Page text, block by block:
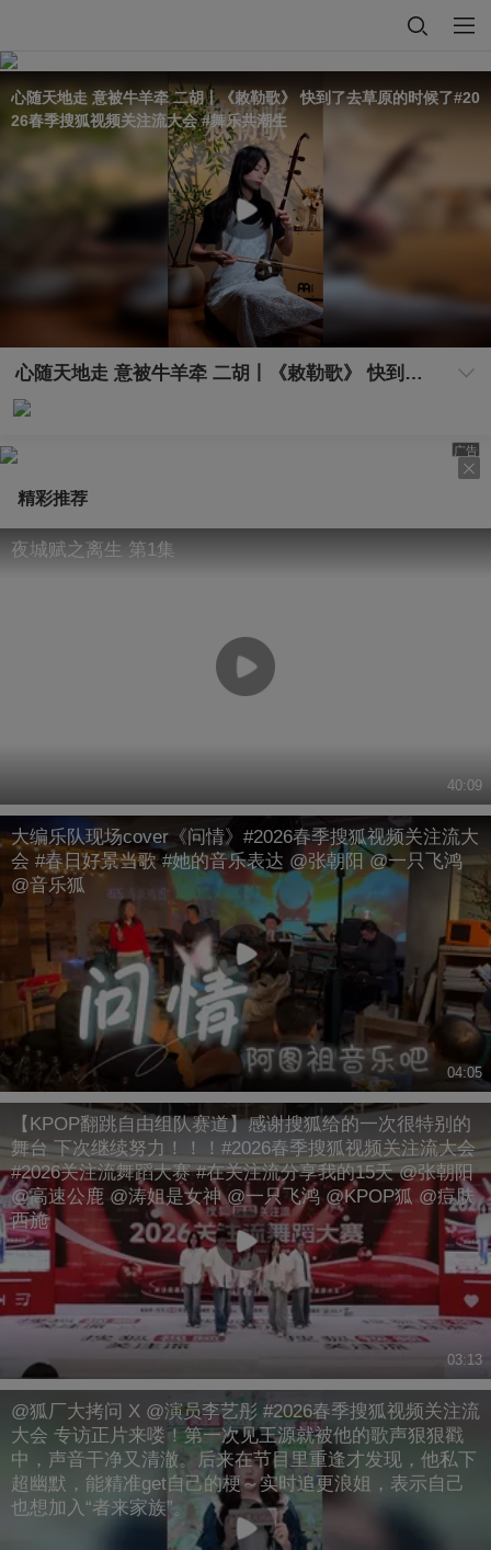
心随天地走 意被牛羊牵 二胡丨《敕勒歌》 快到了去草原的时候了#20
26春季搜狐视频关注流大会 #舞乐共潮生
心随天地走 意被牛羊牵 二胡丨《敕勒歌》 快到了去草原的时候了#2026春季搜狐视频关注流大会 #舞乐共潮生
广告
精彩推荐
夜城赋之离生 第1集
40:09
大编乐队现场cover《问情》#2026春季搜狐视频关注流大
会 #春日好景当歌 #她的音乐表达 @张朝阳 @一只飞鸿
@音乐狐
04:05
【KPOP翻跳自由组队赛道】感谢搜狐给的一次很特别的
舞台 下次继续努力！！！#2026春季搜狐视频关注流大会
#2026关注流舞蹈大赛 #在关注流分享我的15天 @张朝阳
@高速公鹿 @涛姐是女神 @一只飞鸿 @KPOP狐 @痘肤
西施
03:13
@狐厂大拷问 X @演员李艺彤 #2026春季搜狐视频关注流
大会 专访正片来喽！第一次见王源就被他的歌声狠狠戳
中，声音干净又清澈。后来在节目里重逢才发现，他私下
超幽默，能精准get自己的梗～实时追更浪姐，表示自己
也想加入“者来家族”。